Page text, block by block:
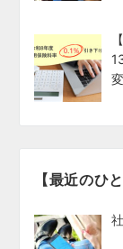
【最近のひ